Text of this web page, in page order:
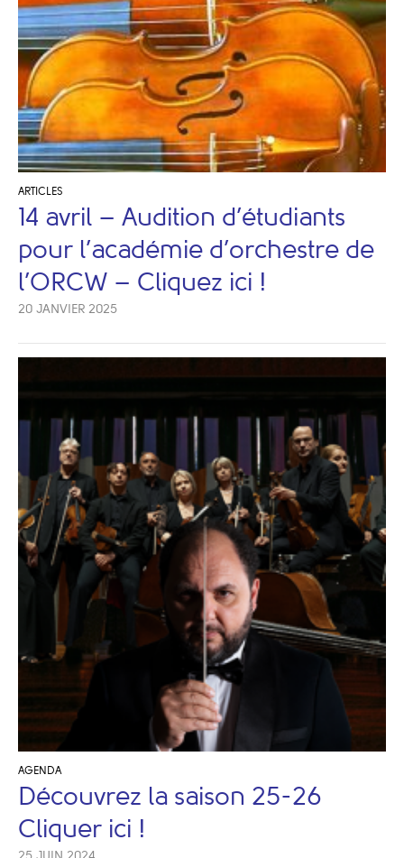
ARTICLES
14 avril – Audition d’étudiants
pour l’académie d’orchestre de
l’ORCW – Cliquez ici !
20 JANVIER 2025
AGENDA
Découvrez la saison 25-26
Cliquer ici !